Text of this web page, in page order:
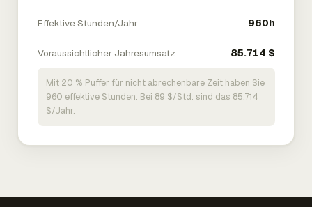
Effektive Stunden/Jahr 960h
Voraussichtlicher Jahresumsatz 85.714 $
Mit 20 % Puffer für nicht abrechenbare Zeit haben Sie
960 effektive Stunden. Bei 89 $/Std. sind das 85.714
$/Jahr.